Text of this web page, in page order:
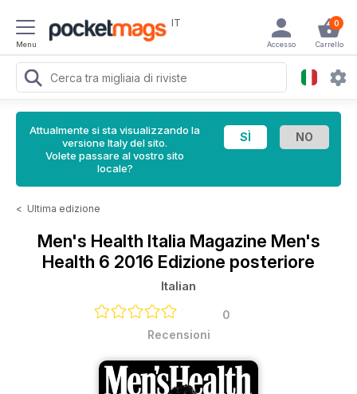
Menu
IT 0
Carrello
Accesso
Attualmente si sta visualizzando la
versione Italy del sito.
Volete passare al vostro sito
locale?
< Ultima edizione
Men's Health Italia Magazine Men's
Health 6 2016 Edizione posteriore
Italian
0
Recensioni